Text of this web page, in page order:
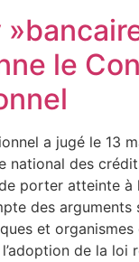
le
a jugé le 13
national des
porter atteinte à
des arguments
et
de la loi